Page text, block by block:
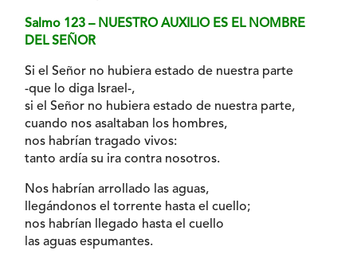
Salmo 123 – NUESTRO AUXILIO ES EL NOMBRE
DEL SEÑOR
Si el Señor no hubiera estado de nuestra parte
-que lo diga Israel-,
si el Señor no hubiera estado de nuestra parte,
cuando nos asaltaban los hombres,
nos habrían tragado vivos:
tanto ardía su ira contra nosotros.
Nos habrían arrollado las aguas,
llegándonos el torrente hasta el cuello;
nos habrían llegado hasta el cuello
las aguas espumantes.